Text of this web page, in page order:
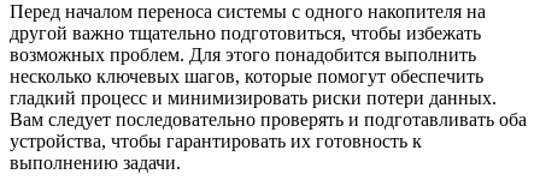
Перед началом переноса системы с одного накопителя на
другой важно тщательно подготовиться, чтобы избежать
возможных проблем. Для этого понадобится выполнить
несколько ключевых шагов, которые помогут обеспечить
гладкий процесс и минимизировать риски потери данных.
Вам следует последовательно проверять и подготавливать оба
устройства, чтобы гарантировать их готовность к
выполнению задачи.